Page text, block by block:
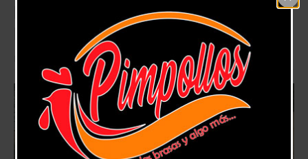
PDI recupera vehículo robado en
29 mayo, 2020 Región